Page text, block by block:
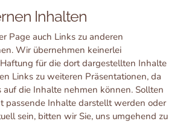
Inhalten
Page auch Links zu anderen
Wir übernehmen keinerlei
für die dort dargestellten Inhalte
Links zu weiteren Präsentationen, da
auf die Inhalte nehmen können. Sollten
passende Inhalte darstellt werden oder
sein, bitten wir Sie, uns umgehend zu